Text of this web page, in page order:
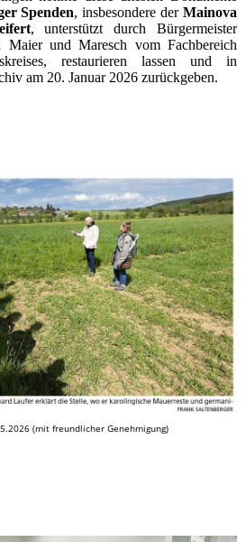
Spenden, insbesondere derMainova
, unterstützt durch Bürgermeister
und Maresch vom Fachbereich
restaurieren lassen und in
am 20. Januar 2026 zurückgeben.
(mit freundlicher Genehmigung)